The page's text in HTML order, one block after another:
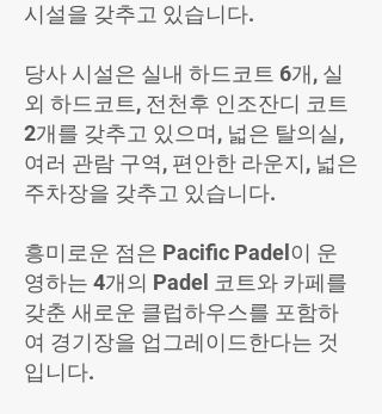
시설을 갖추고 있습니다.
당사 시설은 실내 하드코트 6개, 실
외 하드코트, 전천후 인조잔디 코트
2개를 갖추고 있으며, 넓은 탈의실,
여러 관람 구역, 편안한 라운지, 넓은
주차장을 갖추고 있습니다.
흥미로운 점은 Pacific Padel이 운
영하는 4개의 Padel 코트와 카페를
갖춘 새로운 클럽하우스를 포함하
여 경기장을 업그레이드한다는 것
입니다.